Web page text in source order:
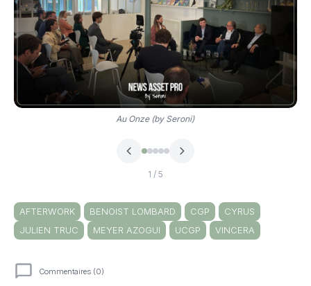
Au Onze (by Seroni)
1 / 5
AFTERWORK BENOIST LOMBARD CGP
CYRUS
JULIEN TRUC
MEYER AZOGUI UCGP VINCERA
Commentaires (0)